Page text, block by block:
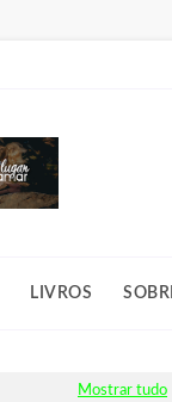
LIVROS
Mostrar tudo